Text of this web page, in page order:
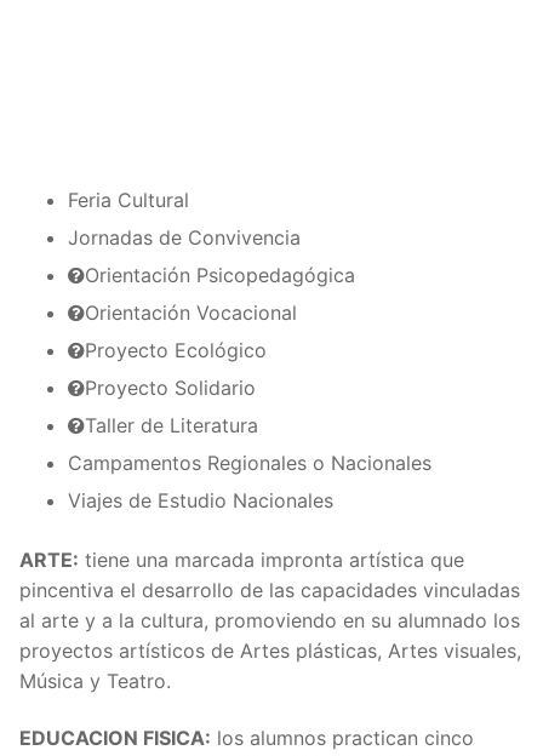
Feria Cultural
Jornadas de Convivencia
Orientación Psicopedagógica
Orientación Vocacional
Proyecto Ecológico
Proyecto Solidario
Taller de Literatura
Campamentos Regionales o Nacionales
Viajes de Estudio Nacionales
ARTE: tiene una marcada impronta artística que
pincentiva el desarrollo de las capacidades vinculadas
al arte y a la cultura, promoviendo en su alumnado los
proyectos artísticos de Artes plásticas, Artes visuales,
Música y Teatro.
EDUCACION FISICA: los alumnos practican cinco